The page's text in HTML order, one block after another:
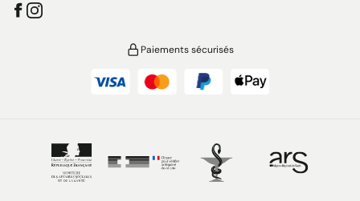
Paiements sécurisés